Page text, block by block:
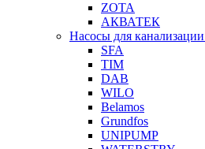
ZOTA
АКВАТЕК
Насосы для канализации
SFA
TIM
DAB
WILO
Belamos
Grundfos
UNIPUMP